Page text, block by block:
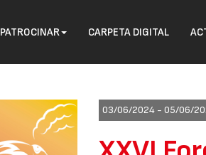
PATROCINAR CARPETA DIGITAL
03/06/2024 - 05/06/